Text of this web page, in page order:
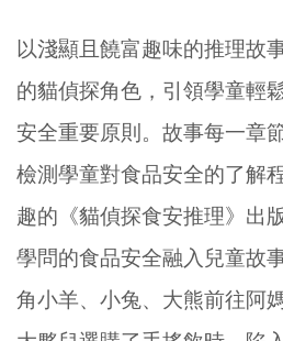
以淺顯且饒富趣味的推理故
的貓偵探角色，引領學童輕
安全重要原則。故事每一章
檢測學童對食品安全的了解
趣的《貓偵探食安推理》出
學問的食品安全融入兒童故
角小羊、小兔、大熊前往阿